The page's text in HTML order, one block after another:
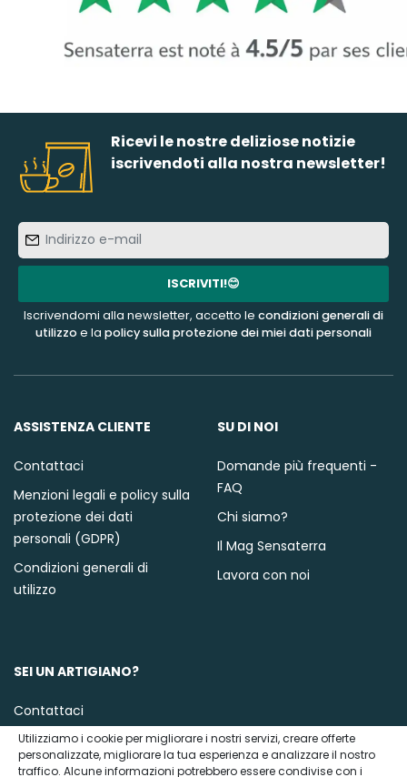
Ricevi le nostre deliziose notizie
iscrivendoti alla nostra newsletter!
e-
mail
ISCRIVITI!😊
Iscrivendomi alla newsletter, accetto le condizioni generali di
utilizzoe la policy sulla protezione dei miei dati personali
ASSISTENZA CLIENTE
Contattaci
Menzioni legali e policy sulla
protezione dei dati
personali (GDPR)
Condizioni generali di
utilizzo
SU DI NOI
Domande più frequenti -
FAQ
Chi siamo?
Il Mag Sensaterra
Lavora con noi
SEI UN ARTIGIANO?
Contattaci
Utilizziamo i cookie per migliorare i nostri servizi, creare offerte
personalizzate, migliorare la tua esperienza e analizzare il nostro
traffico. Alcune informazioni potrebbero essere condivise con i